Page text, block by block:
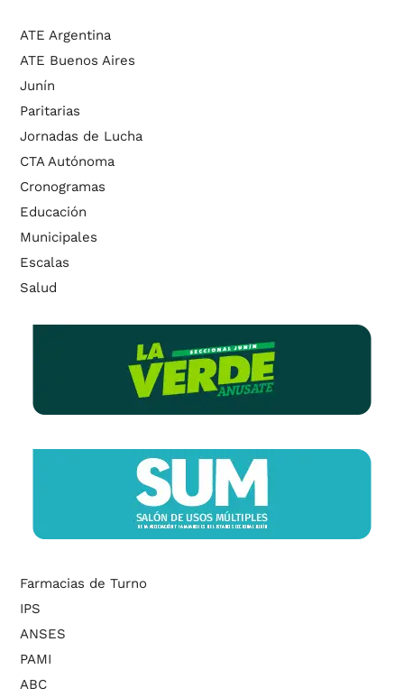
ATE Argentina
ATE Buenos Aires
Junín
Paritarias
Jornadas de Lucha
CTA Autónoma
Cronogramas
Educación
Municipales
Escalas
Salud
Farmacias de Turno
IPS
ANSES
PAMI
ABC